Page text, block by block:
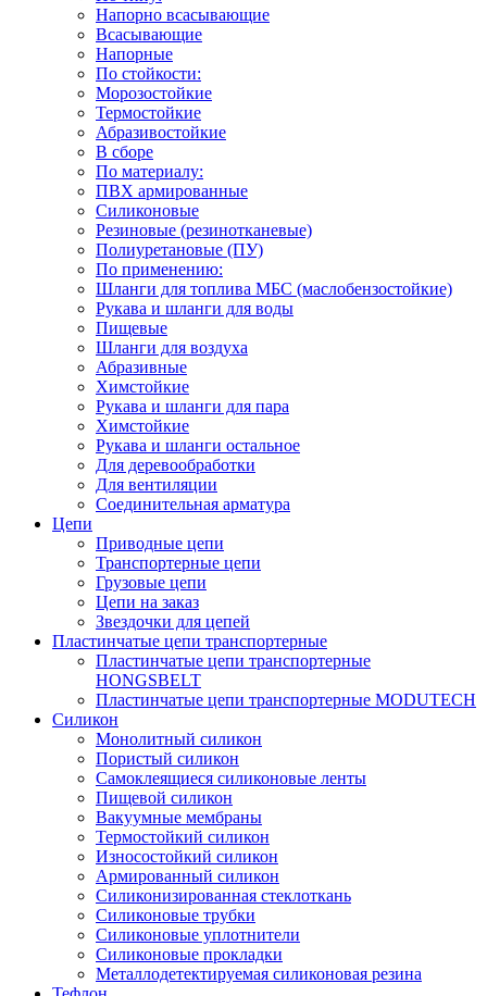
Напорно всасывающие
Всасывающие
Напорные
По стойкости:
Морозостойкие
Термостойкие
Абразивостойкие
В сборе
По материалу:
ПВХ армированные
Силиконовые
Резиновые (резинотканевые)
Полиуретановые (ПУ)
По применению:
Шланги для топлива МБС (маслобензостойкие)
Рукава и шланги для воды
Пищевые
Шланги для воздуха
Абразивные
Химстойкие
Рукава и шланги для пара
Химстойкие
Рукава и шланги остальное
Для деревообработки
Для вентиляции
Соединительная арматура
Цепи
Приводные цепи
Транспортерные цепи
Грузовые цепи
Цепи на заказ
Звездочки для цепей
Пластинчатые цепи транспортерные
Пластинчатые цепи транспортерные
HONGSBELT
Пластинчатые цепи транспортерные MODUTECH
Силикон
Монолитный силикон
Пористый силикон
Самоклеящиеся силиконовые ленты
Пищевой силикон
Вакуумные мембраны
Термостойкий силикон
Износостойкий силикон
Армированный силикон
Силиконизированная стеклоткань
Силиконовые трубки
Силиконовые уплотнители
Силиконовые прокладки
Металлодетектируемая силиконовая резина